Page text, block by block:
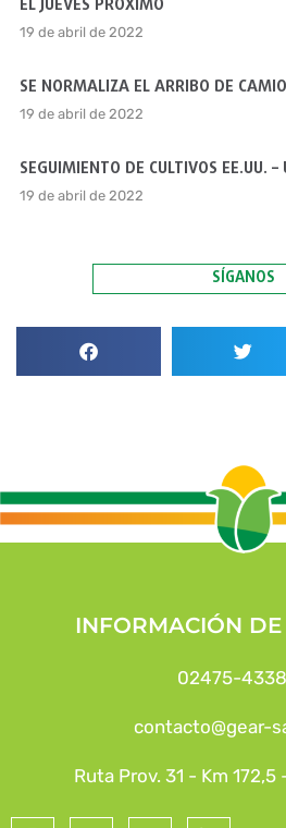
EL JUEVES PRÓXIMO
19 de abril de 2022
SE NORMALIZA EL ARRIBO DE
19 de abril de 2022
SEGUIMIENTO DE CULTIVOS EE.UU. –
19 de abril de 2022
SÍGANOS
INFORMACIÓN DE
02475-
contacto@gear-
Ruta Prov. 31 - Km 172,5